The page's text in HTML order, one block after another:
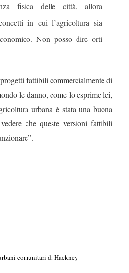
fisica delle città, allora
in cui l’agricoltura sia
Non posso dire orti
fattibili commercialmente di
le danno, come lo esprime lei,
urbana è stata una buona
che queste versioni fattibili
comunitari di Hackney